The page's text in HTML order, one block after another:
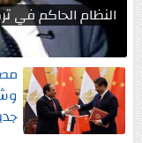
النظام الحاكم في